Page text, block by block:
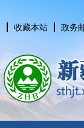
收藏本站 政务